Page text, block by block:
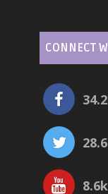
CONNECT
8.6k